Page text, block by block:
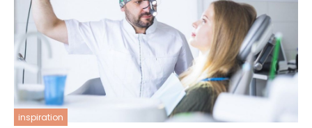
inspiration